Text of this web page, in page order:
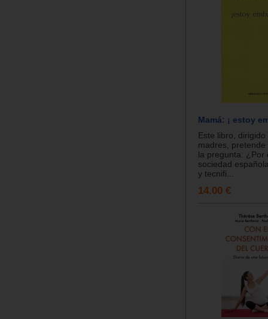
Mamá: ¡ estoy
Este libro,
madres,
la pregunta: ¿Por
sociedad
y tecnifi...
14.00 €